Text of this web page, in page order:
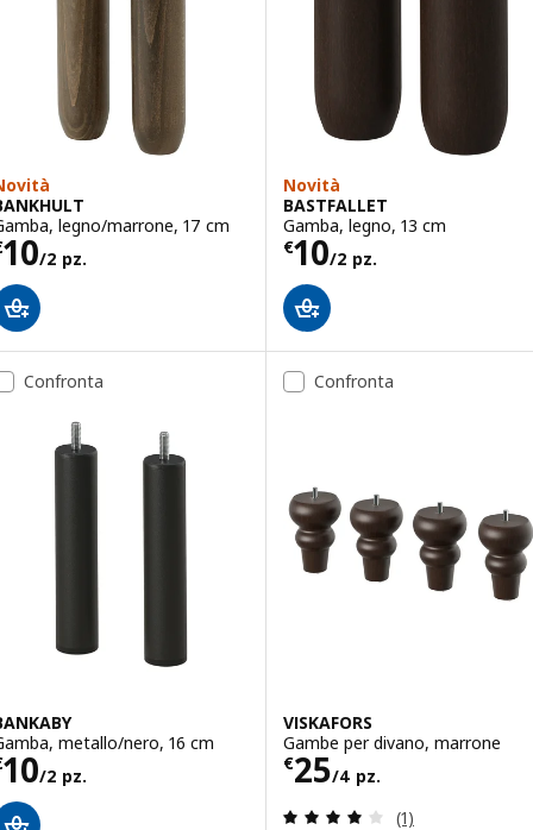
legno/marrone, 17 cm
10/2 pz. € 10/2 pz.
Novità
BASTFALLET
Gamba, legno, 13 cm
€10/2 pz.
Prezzo € 10/2
Confronta
metallo/nero, 16 cm
10/2 pz. € 10/2 pz.
Confronta
VISKAFORS
Gambe per divano, marrone
€25/4 pz.
Prezzo € 25/4
Recensione: 4
(1)